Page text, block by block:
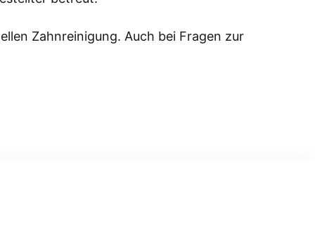
Zahnreinigung. Auch bei Fragen zur